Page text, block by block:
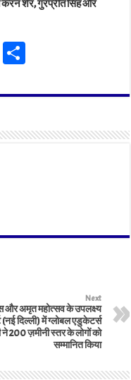
करन शेर, गुरप्रीत सिंह और
Pi
e
Next
और अमृत महोत्सव के उपलक्ष्य
(नई दिल्ली) में ग्लोबल एडुकेटर्स
ने 200 ज़मीनी स्तर के लोगों को
सम्मानित किया